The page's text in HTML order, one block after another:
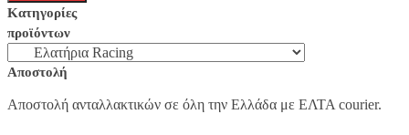
Κατηγορίες
προϊόντων
Αποστολή
Αποστολή ανταλλακτικών σε όλη την Ελλάδα με ΕΛΤΑ courier.